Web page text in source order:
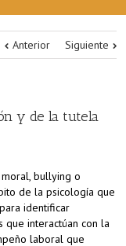
Anterior Siguiente
y de la tutela
bullying o
de la psicología que
identificar
interactúan con la
laboral que